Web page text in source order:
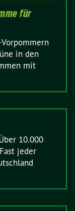
für
in den
mit
10.000
jeder